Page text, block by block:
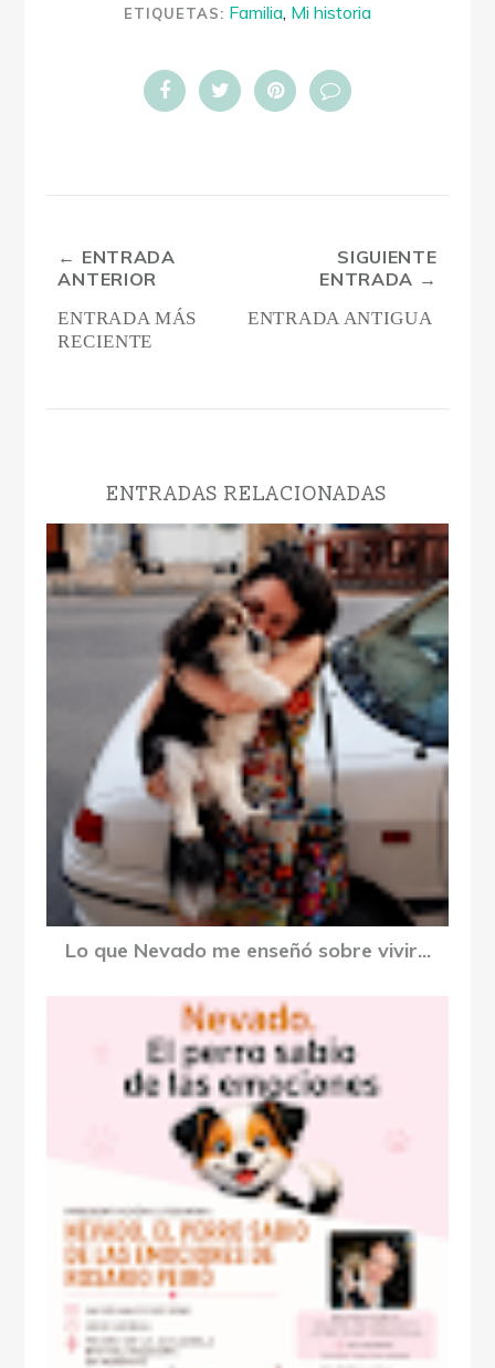
ETIQUETAS: Familia, Mi historia
← ENTRADA
ANTERIOR
ENTRADA MÁS
RECIENTE
SIGUIENTE
ENTRADA →
ENTRADA ANTIGUA
ENTRADAS RELACIONADAS
Lo que Nevado me enseñó sobre vivir...